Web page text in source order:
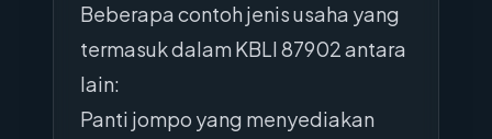
Beberapa contoh jenis usaha yang
termasuk dalam KBLI 87902 antara
lain:
Panti jompo yang menyediakan